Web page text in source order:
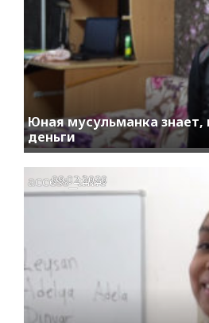
Юная мусульманка знает,
деньги
access_time
09.02.2020